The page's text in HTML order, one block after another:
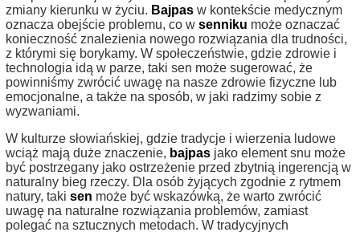
zmiany kierunku w życiu. Bajpas w kontekście medycznym
oznacza obejście problemu, co w senniku może oznaczać
konieczność znalezienia nowego rozwiązania dla trudności,
z którymi się borykamy. W społeczeństwie, gdzie zdrowie i
technologia idą w parze, taki sen może sugerować, że
powinniśmy zwrócić uwagę na nasze zdrowie fizyczne lub
emocjonalne, a także na sposób, w jaki radzimy sobie z
wyzwaniami.
W kulturze słowiańskiej, gdzie tradycje i wierzenia ludowe
wciąż mają duże znaczenie, bajpas jako element snu może
być postrzegany jako ostrzeżenie przed zbytnią ingerencją w
naturalny bieg rzeczy. Dla osób żyjących zgodnie z rytmem
natury, taki sen może być wskazówką, że warto zwrócić
uwagę na naturalne rozwiązania problemów, zamiast
polegać na sztucznych metodach. W tradycyjnych